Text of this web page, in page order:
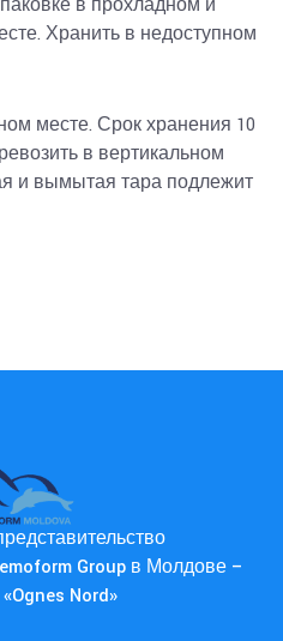
в прохладном и
Хранить в недоступном
месте. Срок хранения 10
в вертикальном
и вымытая тара подлежит
Group в Молдове –
Nord»